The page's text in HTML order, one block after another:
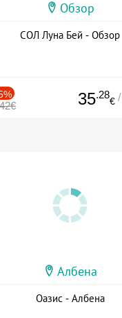
Обзор
СОЛ Луна Бей - Обзор
35.28
€ /
Албена
Оазис - Албена